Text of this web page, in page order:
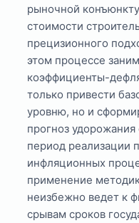
рыночной
стоимости
прецизионного
этом процессе
коэффициенты-
только привести
уровню, но и
прогноз удорожания
период реализации
инфляционных
применение
неизбежно ведет к
срывам сроков